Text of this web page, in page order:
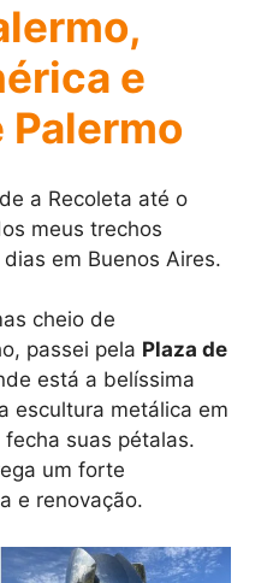
e
Palermo
a Recoleta até o
meus trechos
em Buenos Aires.
cheio de
passei pela Plaza de
está a belíssima
escultura metálica em
suas pétalas.
um forte
e renovação.